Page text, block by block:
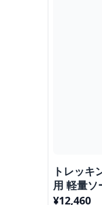
トレッキ
用 軽量ソ
¥12,460